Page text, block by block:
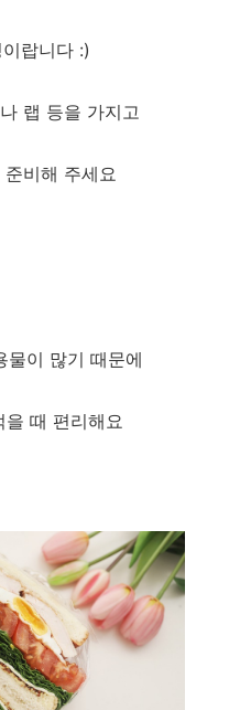
랍니다 :)
랩 등을 가지고
비해 주세요
물이 많기 때문에
을 때 편리해요